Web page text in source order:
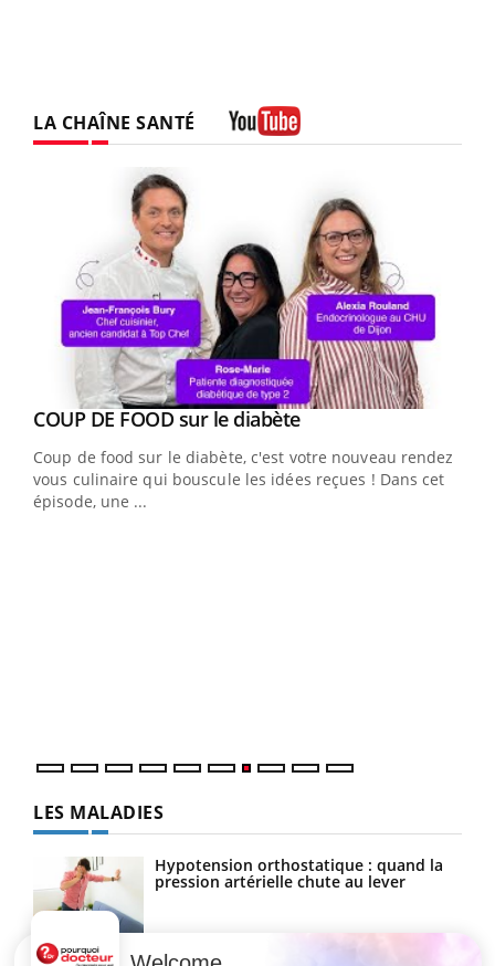
LA CHAÎNE SANTÉ
Youtube
COUP DE FOOD sur le diabèteYoutube
Coup de food sur le diabète, c'est votre nouveau rendez-
vous culinaire qui bouscule les idées reçues ! Dans cet
épisode, une ...
Youtube
Quand l’entreprise mise sur le bien être global
"Les rendez-vous de la santé et de la qualité de vie au
travail" de Pourquoi Docteur reçoivent Régis Blugeon,
DRH et directeur ...
LES MALADIES
Hypotension orthostatique : quand la
pression artérielle chute au lever